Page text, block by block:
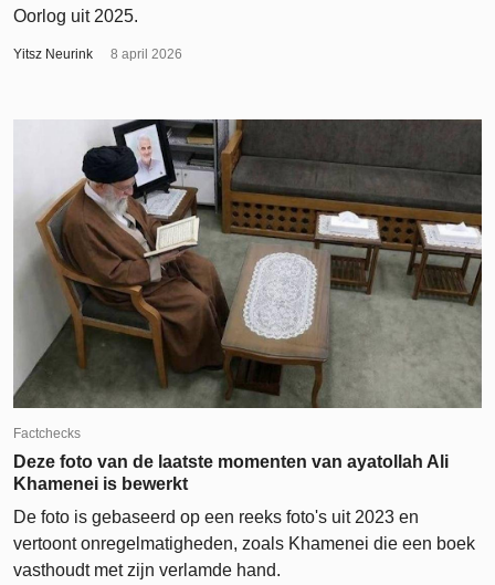
Oorlog uit 2025.
Yitsz Neurink 8 april 2026
Factchecks
Deze foto van de laatste momenten van ayatollah Ali
Khamenei is bewerkt
De foto is gebaseerd op een reeks foto's uit 2023 en
vertoont onregelmatigheden, zoals Khamenei die een boek
vasthoudt met zijn verlamde hand.